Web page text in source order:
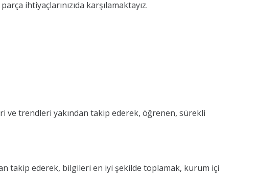
ihtiyaçlarınızıda karşılamaktayız.
ve trendleri yakından takip ederek, öğrenen, sürekli
takip ederek, bilgileri en iyi şekilde toplamak, kurum içi